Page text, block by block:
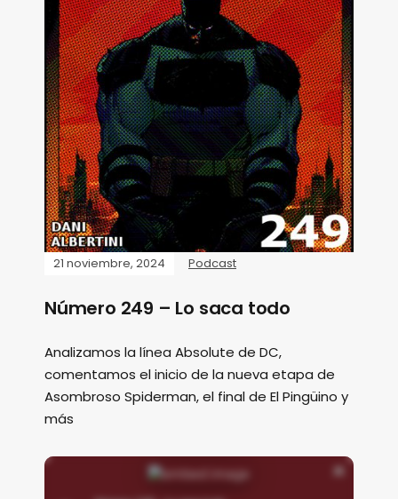
21 noviembre, 2024 Podcast
Número 249 – Lo saca todo
Analizamos la línea Absolute de DC,
comentamos el inicio de la nueva etapa de
Asombroso Spiderman, el final de El Pingüino y
más